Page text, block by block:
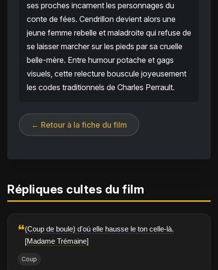
ses proches incarnent les personnages du
conte de fées. Cendrillon devient alors une
jeune femme rebelle et maladroite qui refuse de
se laisser marcher sur les pieds par sa cruelle
belle-mère. Entre humour potache et gags
visuels, cette relecture bouscule joyeusement
les codes traditionnels de Charles Perrault.
← Retour à la fiche du film
Répliques cultes du film
❝(Coup de boule) d'où elle hausse le ton celle-là.
[Madame Trémaine]
Coup